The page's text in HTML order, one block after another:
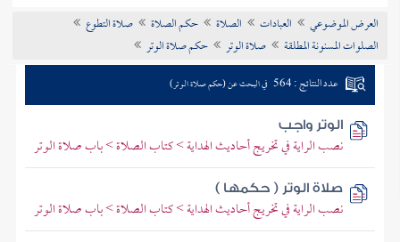
تراجم الأعلام
العرض الموضوعي العبادات الصلاة حكم الصلاة
صلاة التطوع
الصلوات المسنونة المطلقة
صلاة الوتر حكم صلاة الوتر
عدد النتائج : 564 في البحث عن (حكم صلاة الوتر)
الوتر واجب
نصب الراية في تخريج أحاديث الهداية > كتاب الصلاة > باب صلاة الوتر
صلاة الوتر ( حكمها )
نصب الراية في تخريج أحاديث الهداية > كتاب الصلاة > باب صلاة الوتر